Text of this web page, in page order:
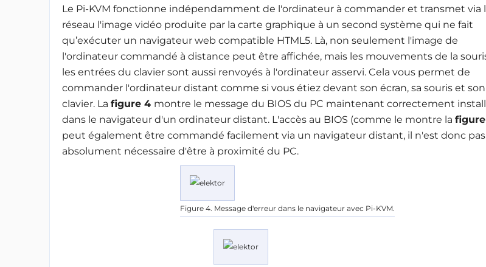
Le Pi-KVM fonctionne indépendamment de l'ordinateur à commander et transmet via
réseau l'image vidéo produite par la carte graphique à un second système qui ne fait
qu’exécuter un navigateur web compatible HTML5. Là, non seulement l'image de
l'ordinateur commandé à distance peut être affichée, mais les mouvements de la
les entrées du clavier sont aussi renvoyés à l'ordinateur asservi. Cela vous permet de
commander l'ordinateur distant comme si vous étiez devant son écran, sa souris et son
clavier. La figure 4 montre le message du BIOS du PC maintenant correctement
dans le navigateur d'un ordinateur distant. L'accès au BIOS (comme le montre la
peut également être commandé facilement via un navigateur distant, il n'est donc pas
absolument nécessaire d'être à proximité du PC.
Figure 4. Message d'erreur dans le navigateur avec Pi-KVM.